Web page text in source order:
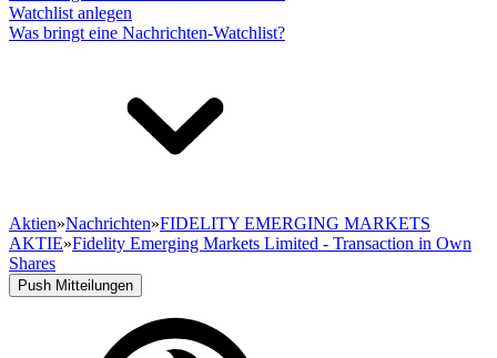
Watchlist anlegen
Was bringt eine Nachrichten-Watchlist?
Aktien»Nachrichten»FIDELITY EMERGING MARKETS
AKTIE»Fidelity Emerging Markets Limited - Transaction in Own
Shares
Push Mitteilungen